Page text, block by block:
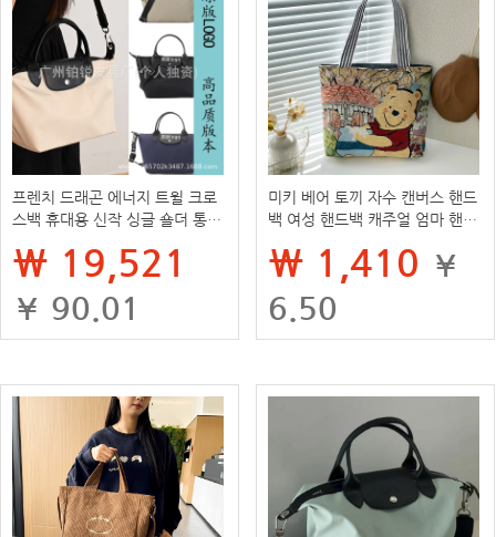
프렌치 드래곤 에너지 트윌 크로
스백 휴대용 신작 싱글 숄더 통근
₩ 19,521
¥ 90.01
미키 베어 토끼 자수 캔버스 핸드
백 여성 핸드백 캐주얼 엄마 핸드
₩ 1,410 ¥
6.50